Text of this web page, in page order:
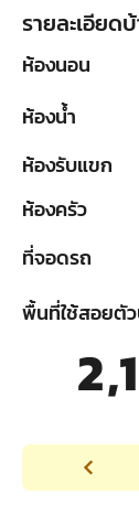
รายละเอียด
ห้องนอน
ห้องน้ำ
ห้องรับแขก
ห้องครัว
ที่จอดรถ
พื้นที่ใช้สอยตั